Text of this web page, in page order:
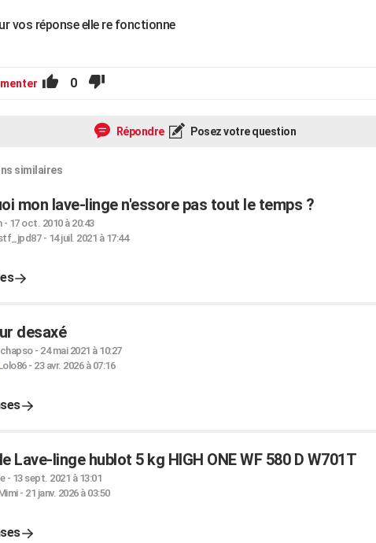
vos réponse elle re fonctionne
0
Répondre Posez votre question
similaires
mon lave-linge n'essore pas tout le temps ?
- 17 oct. 2010 à 20:43
- 14 juil. 2021 à 17:44
desaxé
- 24 mai 2021 à 10:27
- 23 avr. 2026 à 07:16
Lave-linge hublot 5 kg HIGH ONE WF 580 D W701T
- 13 sept. 2021 à 13:01
- 21 janv. 2026 à 03:50